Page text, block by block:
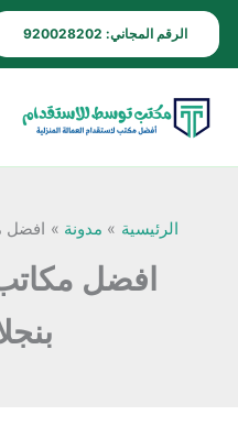
الرقم المجاني: 920028202
تخطي
إلى
المحتوى
الرئيسية مدونة افضل
افضل